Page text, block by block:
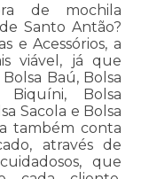
de mochila
Santo Antão?
e Acessórios, a
viável, já que
Baú, Bolsa
Bolsa
Sacola e Bolsa
também conta
através de
que